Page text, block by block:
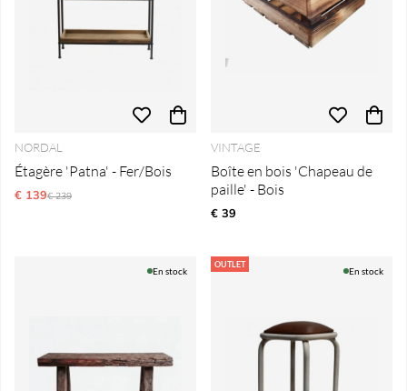
NORDAL
Étagère 'Patna' - Fer/Bois
€ 139Prix régulier:
€ 239
VINTAGE
Boîte en bois 'Chapeau de
paille' - Bois
€ 39
En stock
OUTLET
En stock